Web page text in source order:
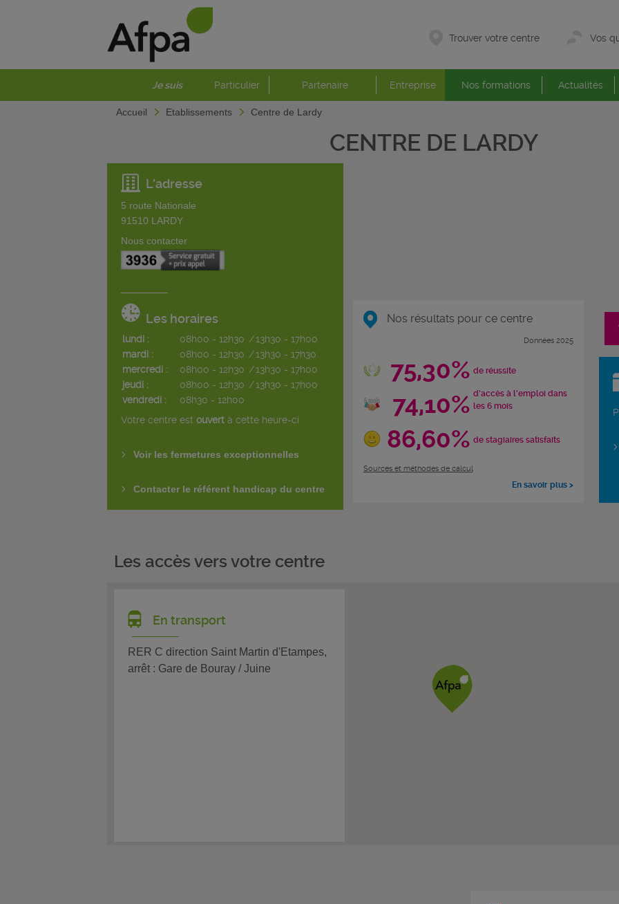
Trouver votre centre Vos
Je suis Particulier Partenaire Entreprise Nos formations Actualités
Accueil Etablissements Centre de Lardy
CENTRE DE LARDY
L'adresse
5 route Nationale
91510 LARDY
Nous contacter
Les horaires
lundi : 08h00 - 12h30 /13h30 - 17h00
mardi :
08h00 - 12h30 /13h30 - 17h30
mercredi :
08h00 - 12h30 /13h30 - 17h00
jeudi :
08h00 - 12h30 /13h30 - 17h00
vendredi :
08h30 - 12h00
Votre centre est ouvertà cette heure-ci.
Voir les fermetures exceptionnelles
Contacter le référent handicap du centre
Nos résultats pour ce centre
Données 2025
75,30% de réussite
74,10% d'accès à l'emploi dans
les 6 mois
86,60% de stagiaires satisfaits
Sources et méthodes de calcul
En savoir plus >
Les accès vers votre centre
En transport
RER C direction Saint Martin d'Etampes,
arrêt : Gare de Bouray / Juine